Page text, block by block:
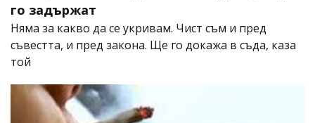
го задържат
Няма за какво да се укривам. Чист съм и пред
съвестта, и пред закона. Ще го докажа в съда, каза
той